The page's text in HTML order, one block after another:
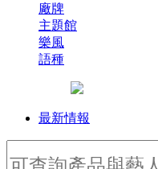
廠牌
主題館
樂風
語種
最新情報